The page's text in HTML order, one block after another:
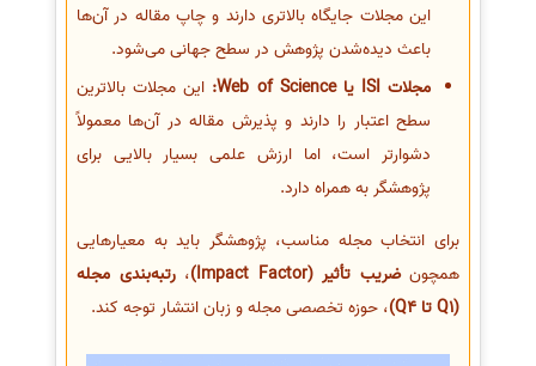
این مجلات جایگاه بالاتری دارند و چاپ مقاله در آن‌ها
باعث دیده‌شدن پژوهش در سطح جهانی می‌شود.
مجلات ISI یا Web of Science:
این مجلات بالاترین
سطح اعتبار را دارند و پذیرش مقاله در آن‌ها معمولاً
دشوارتر است، اما ارزش علمی بسیار بالایی برای
پژوهشگر به همراه دارد.
برای انتخاب مجله مناسب، پژوهشگر باید به معیارهایی
همچونضریب تأثیر (Impact Factor) ،رتبه‌بندی مجله
(Q1 تا Q4)
، حوزه تخصصی مجله و زبان انتشار توجه کند.